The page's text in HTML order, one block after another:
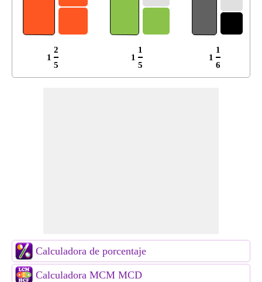
1
2
5
1
1
5
1
1
6
Calculadora de porcentaje
Calculadora MCM MCD